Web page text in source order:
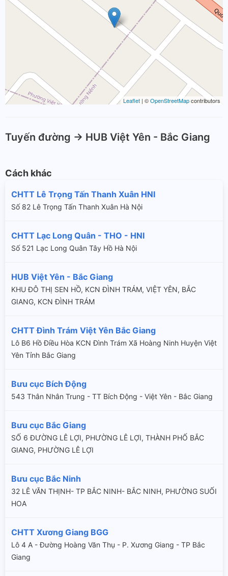
Leaflet | ©OpenStreetMapcontributors
Tuyến đường -> HUB Việt Yên - Bắc Giang
Cách khác
CHTT Lê Trọng Tấn Thanh Xuân HNI
Số 82 Lê Trọng Tấn Thanh Xuân Hà Nội
CHTT Lạc Long Quân - THO - HNI
Số 521 Lạc Long Quân Tây Hồ Hà Nội
HUB Việt Yên - Bắc Giang
KHU ĐÔ THỊ SEN HỒ, KCN ĐÌNH TRÁM, VIỆT YÊN, BẮC
GIANG, KCN ĐÌNH TRÁM
CHTT Đình Trám Việt Yên Bắc Giang
Lô B6 Hồ Điều Hòa KCN Đình Trám Xã Hoàng Ninh Huyện Việt
Yên Tỉnh Bắc Giang
Bưu cục Bích Động
543 Thân Nhân Trung - TT Bích Động - Việt Yên - Bắc Giang
Bưu cục Bắc Giang
SỐ 6 ĐƯỜNG LÊ LỢI, PHƯỜNG LÊ LỢI, THÀNH PHỐ BẮC
GIANG, PHƯỜNG LÊ LỢI
Bưu cục Bắc Ninh
32 LÊ VĂN THỊNH- TP BẮC NINH- BẮC NINH, PHƯỜNG SUỐI
HOA
CHTT Xương Giang BGG
Lô 4 A - Đường Hoàng Văn Thụ - P. Xương Giang - TP Bắc
Giang